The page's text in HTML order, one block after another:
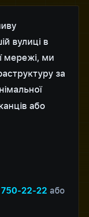
вулиці в
мережі, ми
за
або
22-22 або